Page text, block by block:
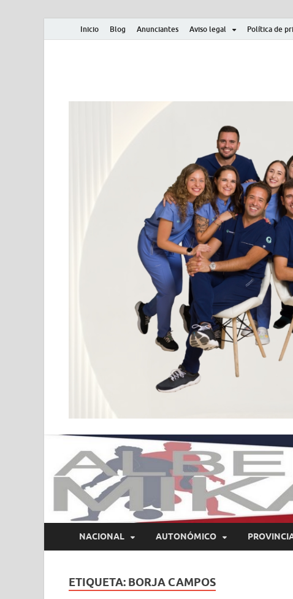
Inicio Blog Anunciantes Aviso legal Política de
NACIONAL AUTONÓMICO
ETIQUETA: BORJA CAMPOS